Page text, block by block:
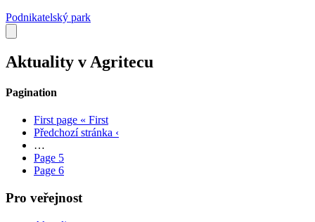
Podnikatelský park
Aktuality v Agritecu
Pagination
First page « First
Předchozí stránka ‹
…
Page 5
Page 6
Pro veřejnost